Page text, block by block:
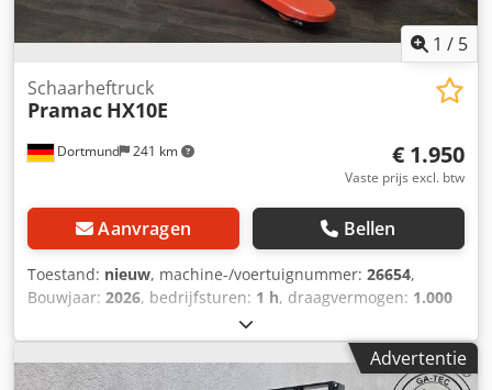
1 / 5
Dortmund 241 km
Schaarheftruck
Pramac HX10E
€ 1.950
Vaste prijs excl. btw
Aanvragen Bellen
Toestand: nieuw, machine-/voertuignummer: 26654,
Bouwjaar: 2026, bedrijfsturen: 1 h, draagvermogen: 1.000
, masttype:
1.244 mm, Apparaatgegevens: Dedszik Hkspfx Aqgswa
Bouwjaar: 2026 Hefvermogen: 1000 kg Hefhoogte: 715 mm
Advertentie